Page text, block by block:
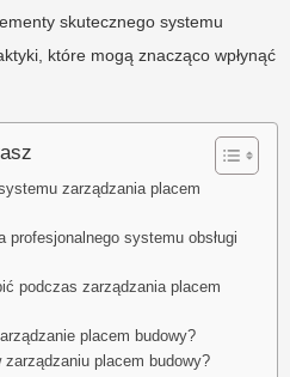
skutecznego systemu
które mogą znacząco wpłynąć
zarządzania placem
systemu obsługi
podczas zarządzania placem
placem budowy?
placem budowy?